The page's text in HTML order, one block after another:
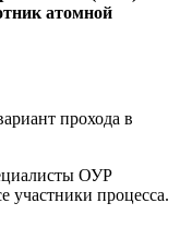
атомной
прохода в
ОУР
участники процесса.